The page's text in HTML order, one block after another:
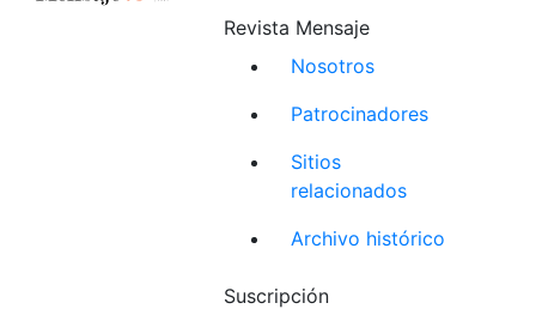
Revista Mensaje
Nosotros
Patrocinadores
Sitios
relacionados
Archivo histórico
Suscripción